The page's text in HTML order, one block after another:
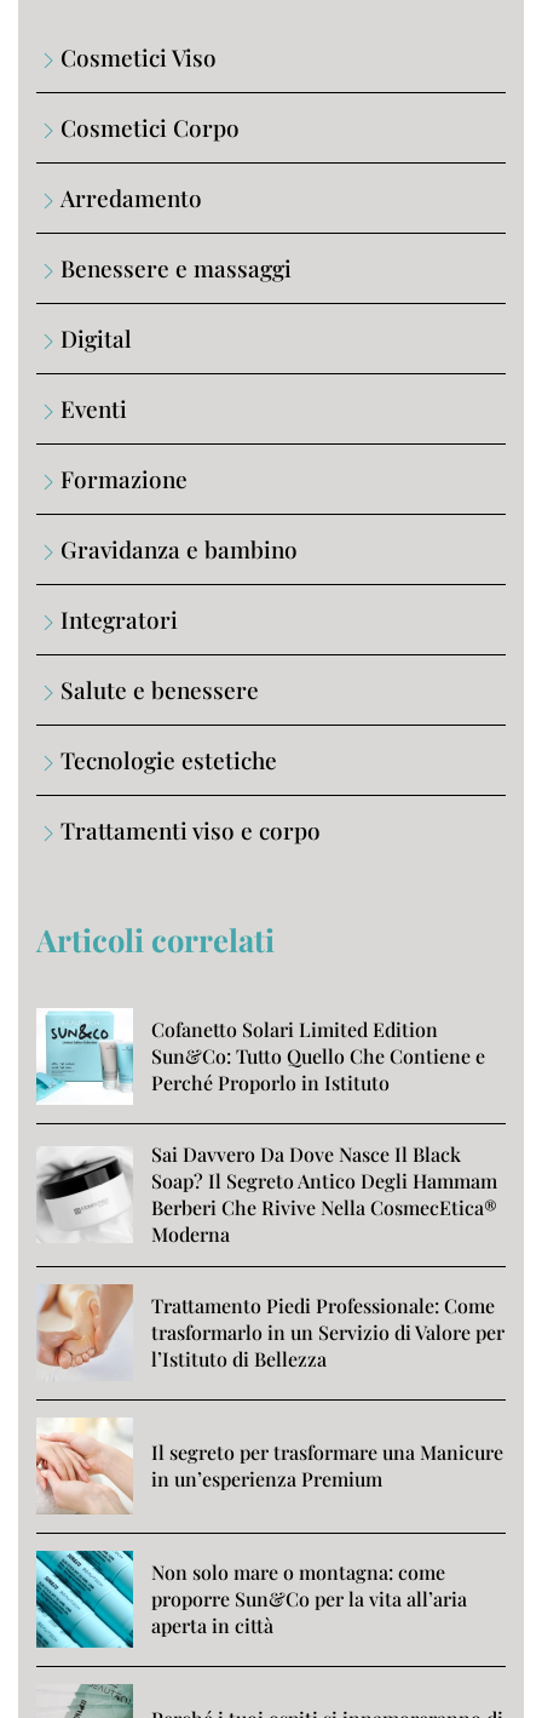
Cosmetici Viso
Cosmetici Corpo
Arredamento
Benessere e massaggi
Digital
Eventi
Formazione
Gravidanza e bambino
Integratori
Salute e benessere
Tecnologie estetiche
Trattamenti viso e corpo
Articoli correlati
Cofanetto Solari Limited Edition
Sun&Co: Tutto Quello Che Contiene e
Perché Proporlo in Istituto
Sai Davvero Da Dove Nasce Il Black
Soap? Il Segreto Antico Degli Hammam
Berberi Che Rivive Nella CosmecEtica®
Moderna
Trattamento Piedi Professionale: Come
trasformarlo in un Servizio di Valore per
l’Istituto di Bellezza
Il segreto per trasformare una Manicure
in un’esperienza Premium
Non solo mare o montagna: come
proporre Sun&Co per la vita all’aria
aperta in città